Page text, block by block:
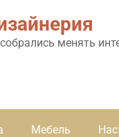
менять
Мебель